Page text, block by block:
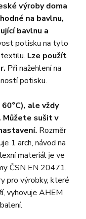
výroby doma
na bavlnu,
bavlnu a
potisku na tyto
Lze použít
Při nažehlení na
potisku.
ale vždy
Můžete sušit v
Rozměr
1 arch, návod na
materiál je ve
ČSN EN 20471,
pro výrobky, které
vyhovuje AHEM